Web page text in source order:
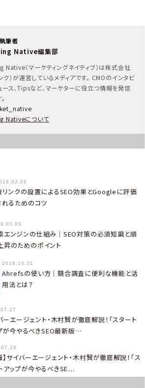
筆者
Native編集部
（マーケティングネイティブ）は株式会社
ク）が運営しているメディアです。 CMOのインタビ
ース、Tipsなど、マーケターに役立つ情報を発信
Nativeについて
リンクの設置によるSEO効果とGoogleに評価
れるためのコツ
エンジンの仕組み｜SEO対策の必須知識と順
昇のためのポイント
2018.10.31
Ahrefsの使い方｜競合調査に便利な機能と活
用法とは？
ーエージェント・木村賢が徹底解説！「スタート
が今やるべきSEO最新版…
】サイバーエージェント・木村賢が徹底解説！「ス
アップが今やるべきSE…